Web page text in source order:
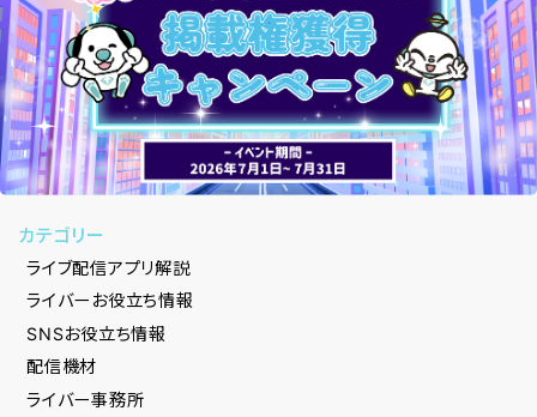
カテゴリー
ライブ配信アプリ解説
ライバーお役立ち情報
SNSお役立ち情報
配信機材
ライバー事務所